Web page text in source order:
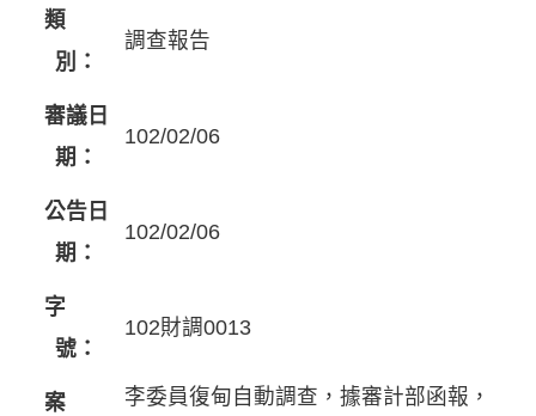
類
別：
調查報告
審議日
期：
102/02/06
公告日
期：
102/02/06
字
號：
102財調0013
案
李委員復甸自動調查，據審計部函報，